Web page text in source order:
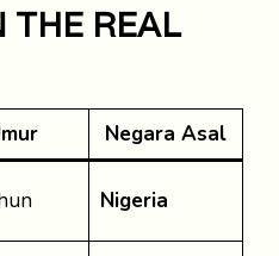
THE REAL
Negara Asal
Nigeria